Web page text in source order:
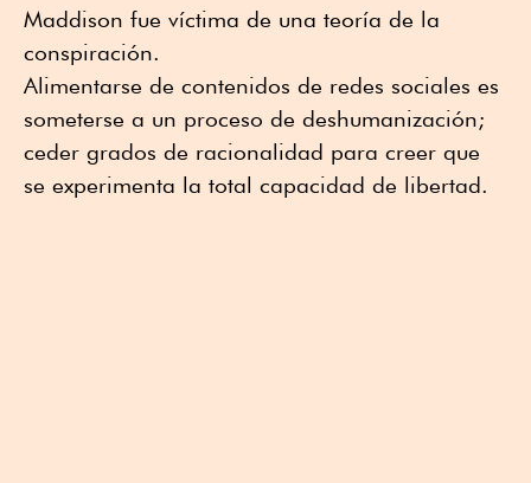
Maddison fue víctima de una teoría de la
conspiración.
Alimentarse de contenidos de redes sociales es
someterse a un proceso de deshumanización;
ceder grados de racionalidad para creer que
se experimenta la total capacidad de libertad.